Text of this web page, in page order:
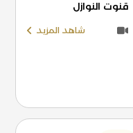
قنوت النوازل
شاهد المزيد